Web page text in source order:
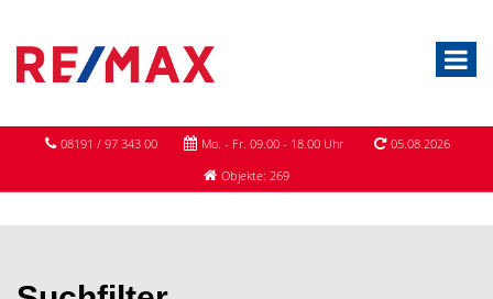
08191 / 97 343 00 Mo. - Fr. 09.00 - 18.00 Uhr
05.08.2026
Objekte: 269